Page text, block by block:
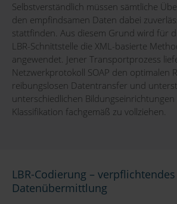
Selbstverständlich müssen sämtliche
den empfindsamen Daten dabei
stattfinden. Aus diesem Grund wird für
LBR-Schnittstelle die XML-basierte
angewendet. Jener Transportprozess
Netzwerkprotokoll SOAP den optimalen
reibungslosen Datentransfer und
unterschiedlichen Bildungseinrichtungen
Klassifikation fachgemäß zu vollziehen.
LBR-Codierung –
Datenübermittlung